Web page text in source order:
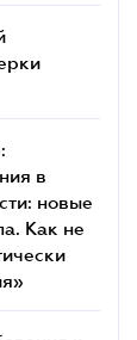
в
новые
Как не